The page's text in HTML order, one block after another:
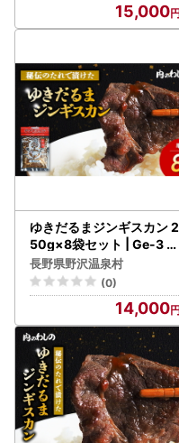
15,000
ゆきだるまジンギスカン 2
50g×8袋セット | Ge-3 羊
肉 マトン 焼肉 BBQ 味付き
まとめ買い
長野県野沢温泉村
(0)
14,000